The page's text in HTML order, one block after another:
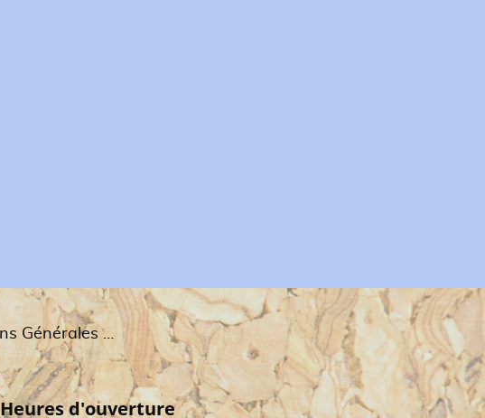
Conditions Générales de Ventes
Heures d'ouverture